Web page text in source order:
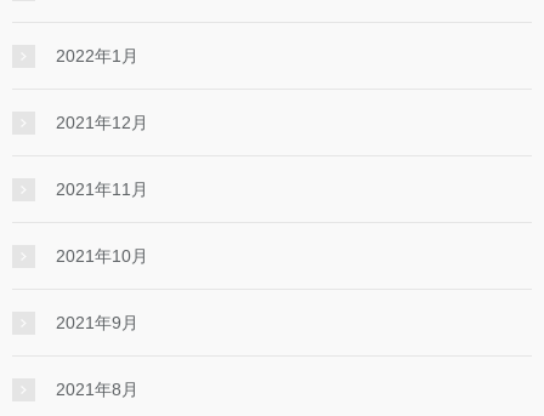
2022年1月
2021年12月
2021年11月
2021年10月
2021年9月
2021年8月